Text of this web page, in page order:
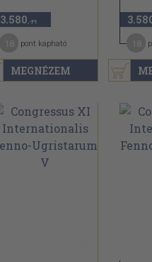
MEGNÉZEM
3.580 ,-Ft
pont kapható